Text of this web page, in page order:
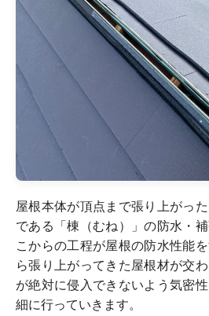
屋根本体が頂点まで張り上がっ
である「棟（むね）」の防水・
こからの工程が屋根の防水性能
ら張り上がってきた屋根材が交
が絶対に侵入できないよう気密
細に行っていきます。